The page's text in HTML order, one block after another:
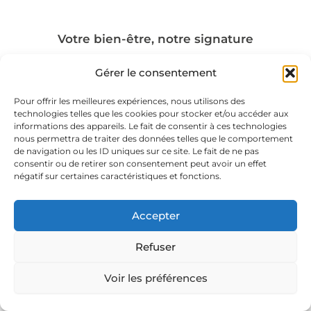
Gérer le consentement
Pour offrir les meilleures expériences, nous utilisons des
technologies telles que les cookies pour stocker et/ou accéder aux
informations des appareils. Le fait de consentir à ces technologies
nous permettra de traiter des données telles que le comportement
de navigation ou les ID uniques sur ce site. Le fait de ne pas
consentir ou de retirer son consentement peut avoir un effet
négatif sur certaines caractéristiques et fonctions.
Accepter
Refuser
Voir les préférences
Votre bien-être, notre signature
a
c
e
b
o
o
k
n
s
t
a
g
r
a
CGV
site crée avec❤️par Unikalys